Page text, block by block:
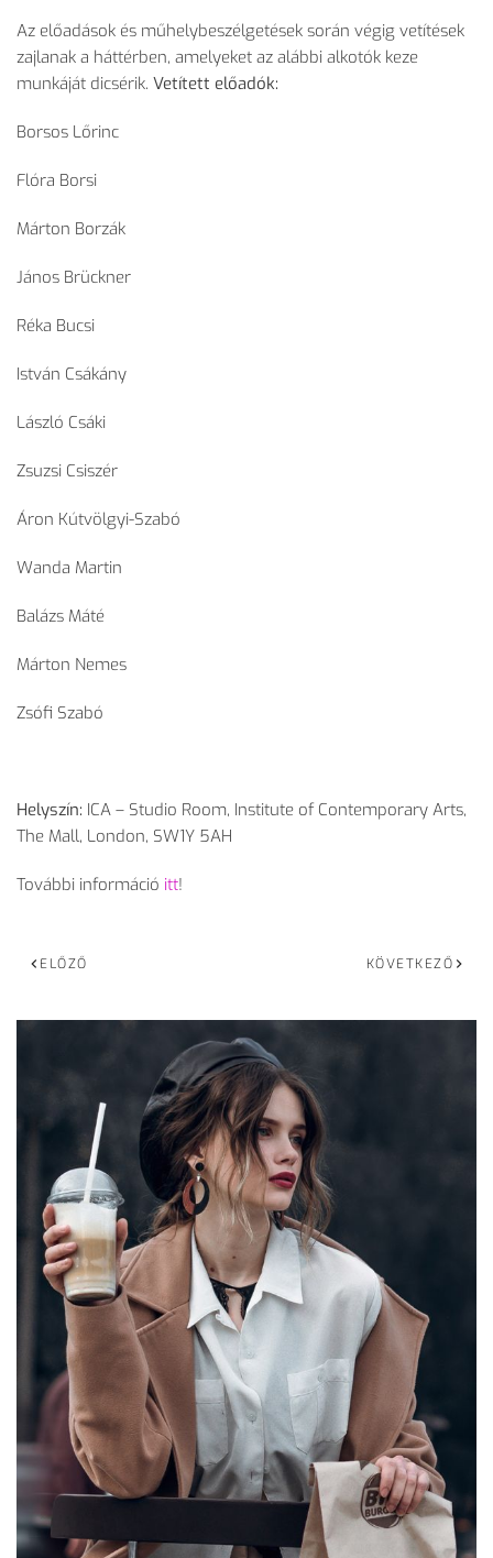
Az előadások és műhelybeszélgetések során végig vetítések
zajlanak a háttérben, amelyeket az alábbi alkotók keze
munkáját dicsérik. Vetített előadók:
Borsos Lőrinc
Flóra Borsi
Márton Borzák
János Brückner
Réka Bucsi
István Csákány
László Csáki
Zsuzsi Csiszér
Áron Kútvölgyi-Szabó
Wanda Martin
Balázs Máté
Márton Nemes
Zsófi Szabó
Helyszín: ICA – Studio Room, Institute of Contemporary Arts,
The Mall, London, SW1Y 5AH
További információ itt!
ELŐZŐ KÖVETKEZŐ